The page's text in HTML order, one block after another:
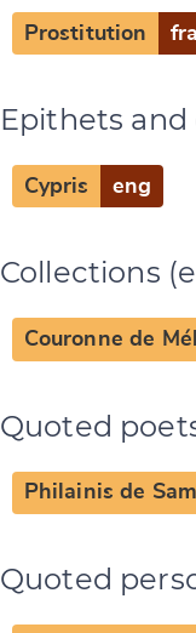
Prostitution fra
Epithets and
Cypris eng
Collections
Couronne de
Quoted
Philainis de
Quoted